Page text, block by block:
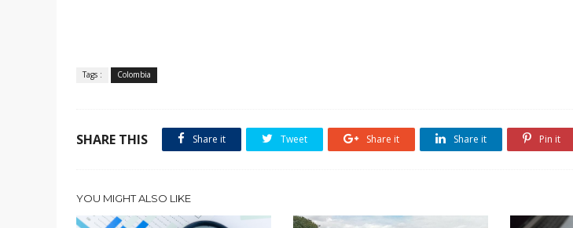
Tags : Colombia
SHARE THIS Share it Tweet Share it Share it Pin it
YOU MIGHT ALSO LIKE